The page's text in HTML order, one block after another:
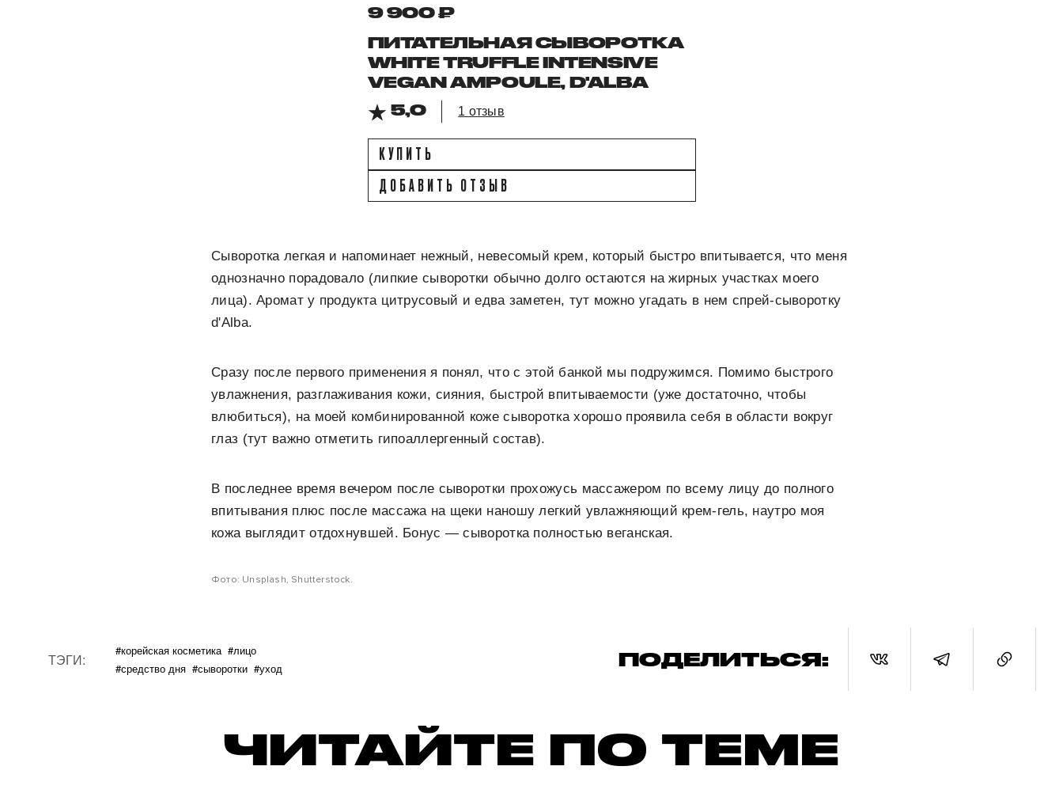
9 900 ₽
ПИТАТЕЛЬНАЯ СЫВОРОТКА
WHITE TRUFFLE INTENSIVE
VEGAN AMPOULE, D'ALBA
5,0
1 отзыв
КУПИТЬ
ДОБАВИТЬ ОТЗЫВ
Сыворотка легкая и напоминает нежный, невесомый крем, который быстро впитывается, что меня
однозначно порадовало (липкие сыворотки обычно долго остаются на жирных участках моего
лица). Аромат у продукта цитрусовый и едва заметен, тут можно угадать в нем спрей-сыворотку
d'Alba.
Сразу после первого применения я понял, что с этой банкой мы подружимся. Помимо быстрого
увлажнения, разглаживания кожи, сияния, быстрой впитываемости (уже достаточно, чтобы
влюбиться), на моей комбинированной коже сыворотка хорошо проявила себя в области вокруг
глаз (тут важно отметить гипоаллергенный состав).
В последнее время вечером после сыворотки прохожусь массажером по всему лицу до полного
впитывания плюс после массажа на щеки наношу легкий увлажняющий крем-гель, наутро моя
кожа выглядит отдохнувшей. Бонус — сыворотка полностью веганская.
Фото: Unsplash, Shutterstock.
ТЭГИ: #корейская косметика #лицо
#средство дня #сыворотки #уход ПОДЕЛИТЬСЯ:
ЧИТАЙТЕ ПО ТЕМЕ